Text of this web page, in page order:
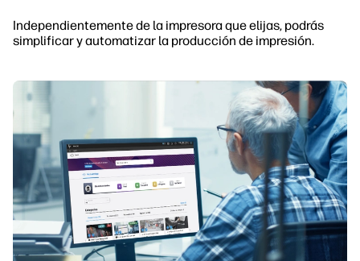
Independientemente de la impresora que elijas, podrás
simplificar y automatizar la producción de impresión.